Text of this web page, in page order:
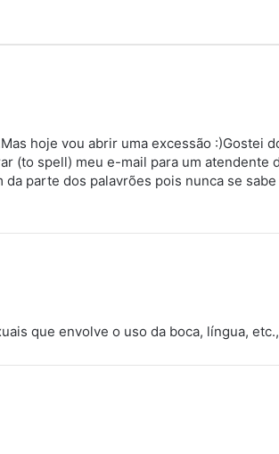
hoje vou abrir uma excessão :)Gostei
(to spell) meu e-mail para um atendente
parte dos palavrões pois nunca se
que envolve o uso da boca, língua,